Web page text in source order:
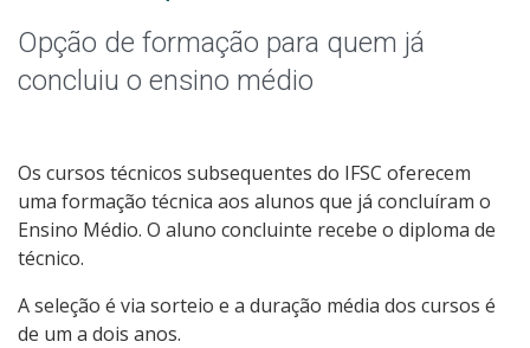
Especialização
Educação a Distância
Todos os Cursos
Opção de formação para quem já
concluiu o ensino médio
Os cursos técnicos subsequentes do IFSC oferecem
uma formação técnica aos alunos que já concluíram o
Ensino Médio. O aluno concluinte recebe o diploma de
técnico.
A seleção é via sorteio e a duração média dos cursos é
de um a dois anos.